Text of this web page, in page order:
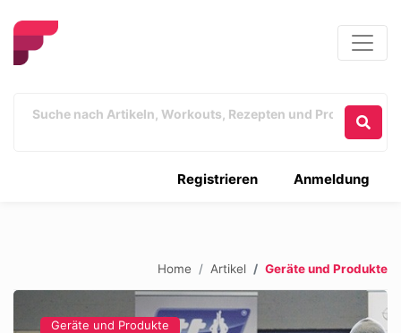
Anmeldung
Registrieren
Home Artikel Geräte und Produkte
Geräte und Produkte